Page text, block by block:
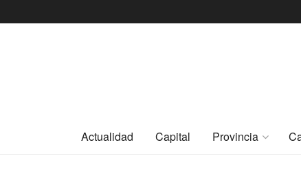
Actualidad Capital Provincia